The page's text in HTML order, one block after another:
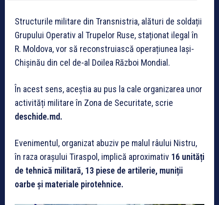
Structurile militare din Transnistria, alături de soldații
Grupului Operativ al Trupelor Ruse, staționat ilegal în
R. Moldova, vor să reconstruiască operațiunea Iași-
Chișinău din cel de-al Doilea Război Mondial.
În acest sens, aceștia au pus la cale organizarea unor
activități militare în Zona de Securitate, scrie
deschide.md.
Evenimentul, organizat abuziv pe malul râului Nistru,
în raza orașului Tiraspol, implică aproximativ 16 unități
de tehnică militară, 13 piese de artilerie, muniții
oarbe și materiale pirotehnice.